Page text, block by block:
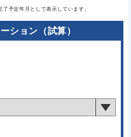
予定年月として表示しています。
ション（試算）